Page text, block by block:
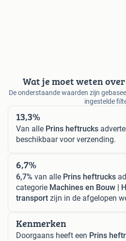
Wat je moet weten
De onderstaande waarden zijn
ingestelde
13,3%
Van alle Prins heftrucks
beschikbaar voor verzending.
6,7%
6,7% van alle Prins heftrucks
categorie Machines en Bouw |
transport zijn in de afgelopen
Kenmerken
Doorgaans heeft een Prins